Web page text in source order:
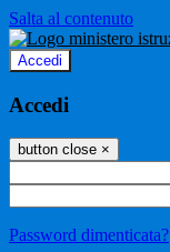
Salta al contenuto
Accedi
Accedi
button close ×
Password dimenticata?